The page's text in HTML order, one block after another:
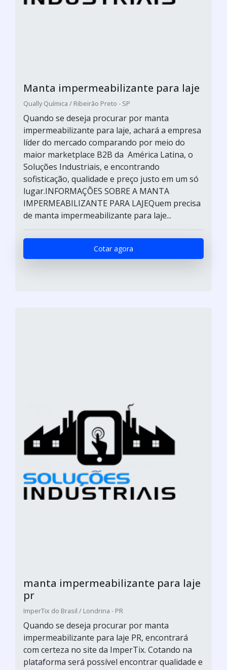
Manta impermeabilizante para laje
Qually Química / Ribeirão Preto - SP
Quando se deseja procurar por manta
impermeabilizante para laje, achará a empresa
líder do mercado comparando por meio do
maior marketplace B2B da América Latina, o
Soluções Industriais, e encontrando
sofisticação, qualidade e preço justo em um só
lugar.INFORMAÇÕES SOBRE A MANTA
IMPERMEABILIZANTE PARA LAJEQuem precisa
de manta impermeabilizante para laje...
Cotar agora
manta impermeabilizante para laje
pr
ImperTix do Brasil / Londrina - PR
Quando se deseja procurar por manta
impermeabilizante para laje PR, encontrará
com certeza no site da ImperTix. Cotando na
plataforma será possível encontrar qualidade e